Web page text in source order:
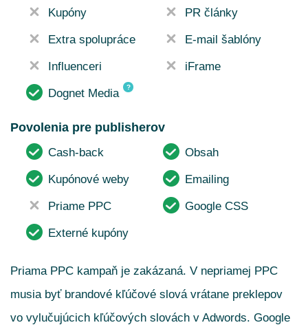
Kupóny PR články
Extra spolupráce E-mail šablóny
Influenceri iFrame
Dognet Media ?
Povolenia pre publisherov
Cash-back Obsah
Kupónové weby Emailing
Priame PPC Google CSS
Externé kupóny
Priama PPC kampaň je zakázaná. V nepriamej PPC
musia byť brandové kľúčové slová vrátane preklepov
vo vylučujúcich kľúčových slovách v Adwords. Google